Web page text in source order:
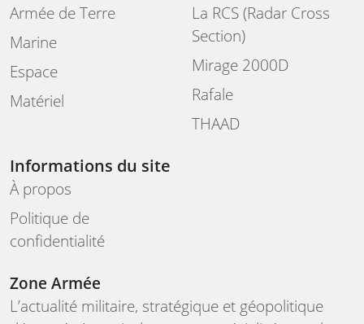
Armée de Terre
Marine
Espace
Matériel
La RCS (Radar Cross
Section)
Mirage 2000D
Rafale
THAAD
Informations du site
À propos
Politique de
confidentialité
Zone Armée
L’actualité militaire, stratégique et géopolitique